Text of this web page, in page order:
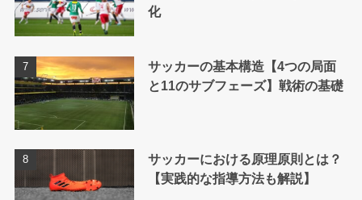
化
サッカーの基本構造【4つの局面
と11のサブフェーズ】戦術の基礎
サッカーにおける原理原則とは？
【実践的な指導方法も解説】